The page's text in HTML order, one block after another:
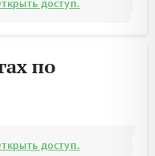
доступ.
по
доступ.